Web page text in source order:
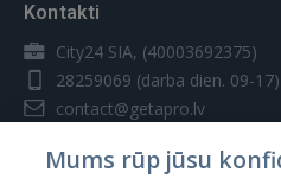
Kontakti
City24 SIA, (40003692375)
28259069 (darba dien. 09-17)
contact@getapro.lv
Mums rūp jūsu